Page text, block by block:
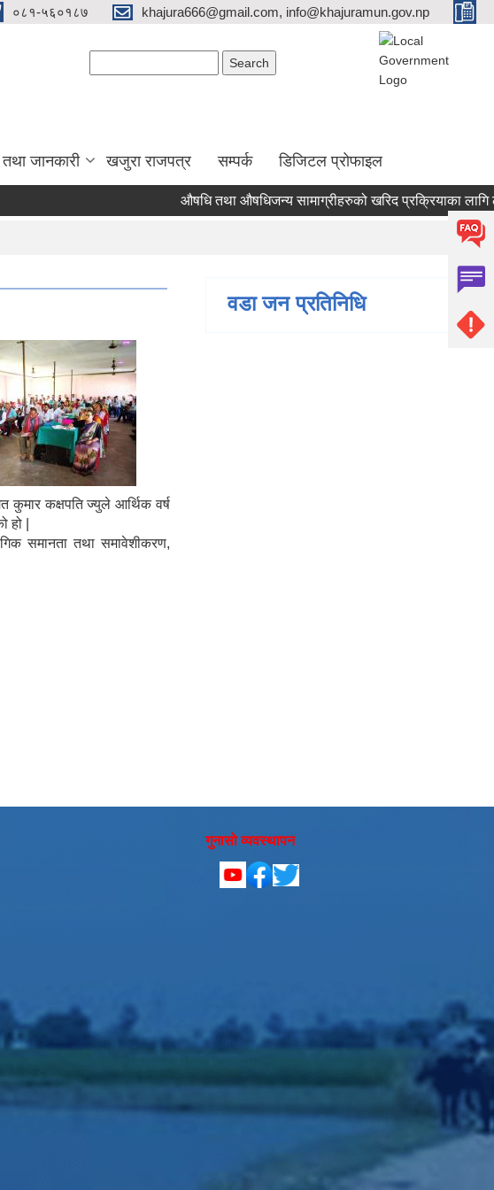
०८१-५६०१८७ khajura666@gmail.com, info@khajuramun.gov.np
जानकारी खजुरा राजपत्र सम्पर्क डिजिटल प्रोफाइल
औषधि तथा औषधिजन्य सामाग्रीहरुको खरिद प्रक्रियाका लागि
कुमार कक्षपति ज्युले आर्थिक वर्ष
|
समानता तथा समावेशीकरण,
वडा जन प्रतिनिधि
गुनासो व्यवस्थापन